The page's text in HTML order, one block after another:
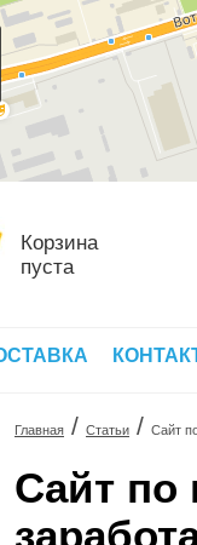
Корзина
пуста
Главная / Статьи / Сайт
Сайт по